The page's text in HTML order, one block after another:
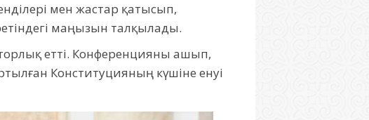
мен жастар қатысып,
маңызын талқылады.
етті. Конференцияны ашып,
Конституцияның күшіне енуі